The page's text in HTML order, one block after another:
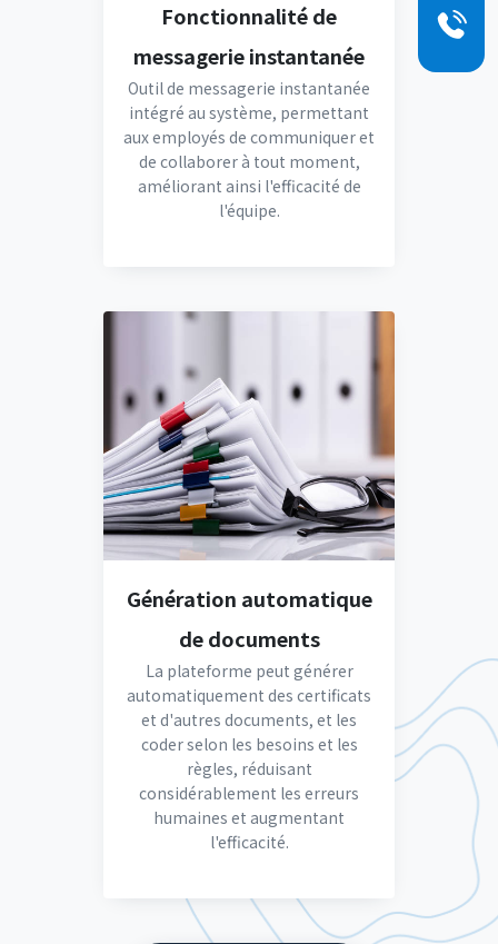
Fonctionnalité de
messagerie instantanée
Outil de messagerie instantanée
intégré au système, permettant
aux employés de communiquer et
de collaborer à tout moment,
améliorant ainsi l'efficacité de
l'équipe.
Génération automatique
de documents
La plateforme peut générer
automatiquement des certificats
et d'autres documents, et les
coder selon les besoins et les
règles, réduisant
considérablement les erreurs
humaines et augmentant
l'efficacité.